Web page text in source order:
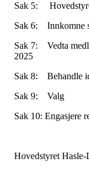
Sak 5:
Sak 6: Innkomne
Sak 7: Vedta
2025
Sak 8: Behandle
Sak 9: Valg
Sak 10: Engasjere
Hovedstyret